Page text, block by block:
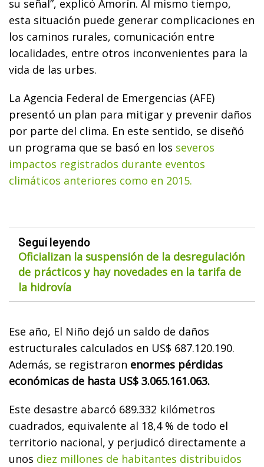
su señal”, explicó Amorín. Al mismo tiempo,
esta situación puede generar complicaciones en
los caminos rurales, comunicación entre
localidades, entre otros inconvenientes para la
vida de las urbes.
La Agencia Federal de Emergencias (AFE)
presentó un plan para mitigar y prevenir daños
por parte del clima. En este sentido, se diseñó
un programa que se basó en los severos
impactos registrados durante eventos
climáticos anteriores como en 2015.
Seguí leyendo
Oficializan la suspensión de la desregulación
de prácticos y hay novedades en la tarifa de
la hidrovía
Ese año, El Niño dejó un saldo de daños
estructurales calculados en US$ 687.120.190.
Además, se registraron enormes pérdidas
económicas de hasta US$ 3.065.161.063.
Este desastre abarcó 689.332 kilómetros
cuadrados, equivalente al 18,4 % de todo el
territorio nacional, y perjudicó directamente a
unos diez millones de habitantes distribuidos